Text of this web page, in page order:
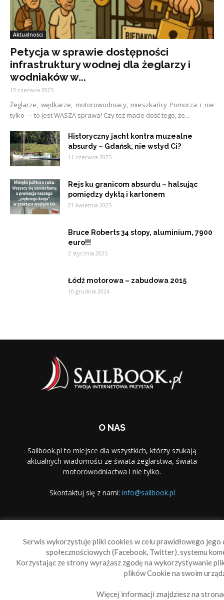
Aktualności
Petycja w sprawie dostępności
infrastruktury wodnej dla żeglarzy i
wodniaków w...
13 czerwca 2025
Żeglarze, wędkarze, motorowodniacy, mieszkańcy Pomorza i nie
tylko — to jest WASZA sprawa! Czy też macie dość tego, że...
Historyczny jacht kontra muzealne
absurdy – Gdańsk, nie wstyd Ci?
11 czerwca 2025
Rejs ku granicom absurdu – halsując
pomiędzy dyktą i kartonem
21 kwietnia 2025
Bruce Roberts 34 stopy, aluminium, 7900
euro!!!
2 stycznia 2025
Łódź motorowa – zabudowa 2015
10 grudnia 2024
O NAS
Sailbook.pl to miejsce dla wszystkich, którzy szukają
aktualnych wiadomości ze świata żeglarstwa, świata
motorowodniactwa i nie tylko.
Skontaktuj się z nami: info@sailbook.pl
Reklama Polityka prywatności
Serwis wykorzystuje pliki cookies w celu prawidłowego
społecznościowych (Facebook, Twitter), systemu
Korzystając ze strony wyrażasz zgodę na wykorzystywanie
plików Cookie na swoim
Więcej informacji znajdziesz na